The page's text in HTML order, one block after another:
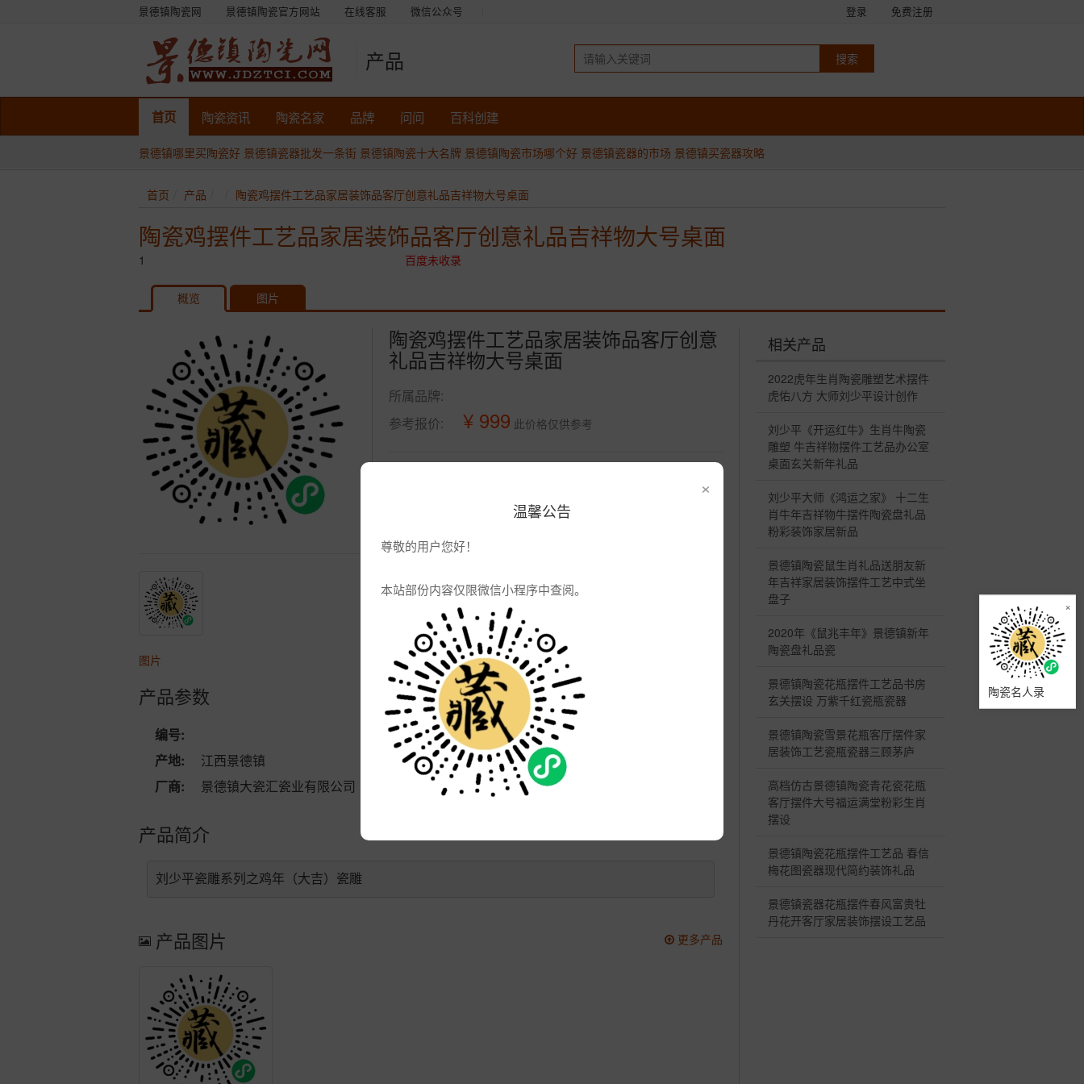
×
温馨公告
尊敬的用户您好！
本站部份内容仅限微信小程序中查阅。
景德镇陶瓷网 景德镇陶瓷官方网站 在线客服 微信公众号 登录 免费注册
产品
首页 陶瓷资讯 陶瓷名家 品牌 问问 百科创建
景德镇哪里买陶瓷好 景德镇瓷器批发一条街 景德镇陶瓷十大名牌 景德镇陶瓷市场哪个好 景德镇瓷器的市场 景德镇买瓷器攻略
×
陶瓷名人录
首页 产品 陶瓷鸡摆件工艺品家居装饰品客厅创意礼品吉祥物大号桌面
陶瓷鸡摆件工艺品家居装饰品客厅创意礼品吉祥物大号桌面
1 百度未收录
概览 图片
图片
陶瓷鸡摆件工艺品家居装饰品客厅创意
礼品吉祥物大号桌面
所属品牌:
参考报价:
¥ 999 此价格仅供参考
景德镇大瓷汇瓷业有限公司
姓名:
江经理(先生)
手机:
1340798425
邮件:
8330333@qq.com
江西省景德镇市珠山区通站路105—1
发布供应
产品参数
编号:
品牌:
产地:
江西景德镇 次数:
17815
厂商:
景德镇大瓷汇瓷业有限公司 更新: 2021-10-18 15:13:19
产品简介
刘少平瓷雕系列之鸡年（大吉）瓷雕
更多产品
产品图片
相关产品
2022虎年生肖陶瓷雕塑艺术摆件
虎佑八方 大师刘少平设计创作
刘少平《开运红牛》生肖牛陶瓷
雕塑 牛吉祥物摆件工艺品办公室
桌面玄关新年礼品
刘少平大师《鸿运之家》 十二生
肖牛年吉祥物牛摆件陶瓷盘礼品
粉彩装饰家居新品
景德镇陶瓷鼠生肖礼品送朋友新
年吉祥家居装饰摆件工艺中式坐
盘子
2020年《鼠兆丰年》景德镇新年
陶瓷盘礼品瓷
景德镇陶瓷花瓶摆件工艺品书房
玄关摆设 万紫千红瓷瓶瓷器
景德镇陶瓷雪景花瓶客厅摆件家
居装饰工艺瓷瓶瓷器三顾茅庐
高档仿古景德镇陶瓷青花瓷花瓶
客厅摆件大号福运满堂粉彩生肖
摆设
景德镇陶瓷花瓶摆件工艺品 春信
梅花图瓷器现代简约装饰礼品
景德镇瓷器花瓶摆件春风富贵牡
丹花开客厅家居装饰摆设工艺品